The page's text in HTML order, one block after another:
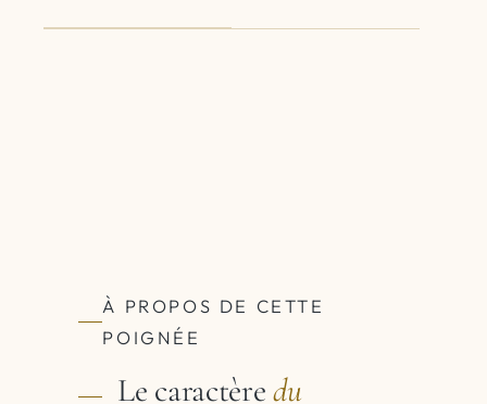
À PROPOS DE CETTE
POIGNÉE
Le caractèredu